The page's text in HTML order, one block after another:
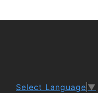
Select Language ▼